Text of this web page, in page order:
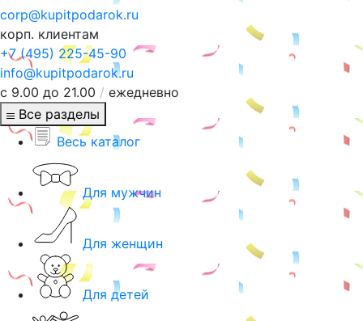
corp@kupitpodarok.ru
корп. клиентам
+7 (495) 225-45-90
info@kupitpodarok.ru
с 9.00 до 21.00 / ежедневно
Все разделы
Весь каталог
Для мужчин
Для женщин
Для детей